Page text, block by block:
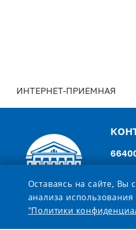
ИНТЕРНЕТ-ПРИЕМНАЯ
521-
Оставаясь на сайте,
анализа
"Политики